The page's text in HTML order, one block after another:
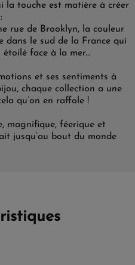
la touche est matière à créer
:
rue de Brooklyn, la couleur
dans le sud de la France qui
étoilé face à la mer...
et ses sentiments à
chaque collection a une
qu’on en raffole !
magnifique, féerique et
jusqu’au bout du monde